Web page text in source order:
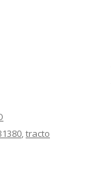
,tracto